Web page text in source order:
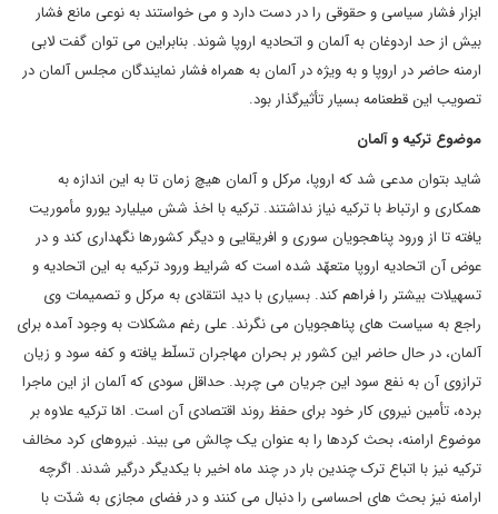
ابزار فشار سیاسی و حقوقی را در دست دارد و می خواستند به نوعی مانع فشار
بیش از حد اردوغان به آلمان و اتحادیه اروپا شوند. بنابراین می توان گفت لابی
ارمنه حاضر در اروپا و به ویژه در آلمان به همراه فشار نمایندگان مجلس آلمان در
تصویب این قطعنامه بسیار تأثیرگذار بود.
موضوع ترکیه و آلمان
شاید بتوان مدعی شد که اروپا، مرکل و آلمان هیچ زمان تا به این اندازه به
همکاری و ارتباط با ترکیه نیاز نداشتند. ترکیه با اخذ شش میلیارد یورو مأموریت
یافته تا از ورود پناهجویان سوری و افریقایی و دیگر کشورها نگهداری کند و در
عوض آن اتحادیه اروپا متعهّد شده است که شرایط ورود ترکیه به این اتحادیه و
تسهیلات بیشتر را فراهم کند. بسیاری با دید انتقادی به مرکل و تصمیمات وی
راجع به سیاست های پناهجویان می نگرند. علی رغم مشکلات به وجود آمده برای
آلمان، در حال حاضر این کشور بر بحران مهاجران تسلّط یافته و کفه سود و زیان
ترازوی آن به نفع سود این جریان می چربد. حداقل سودی که آلمان از این ماجرا
برده، تأمین نیروی کار خود برای حفظ روند اقتصادی آن است. امّا ترکیه علاوه بر
موضوع ارامنه، بحث کردها را به عنوان یک چالش می بیند. نیروهای کرد مخالف
ترکیه نیز با اتباع ترک چندین بار در چند ماه اخیر با یکدیگر درگیر شدند. اگرچه
ارامنه نیز بحث های احساسی را دنبال می کنند و در فضای مجازی به شدّت با